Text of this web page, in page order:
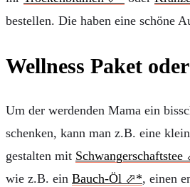
bestellen. Die haben eine schöne
Wellness Paket
Um der werdenden Mama ein
schenken, kann man z.B. eine
gestalten mit Schwangerschaftstee
wie z.B. ein Bauch-Öl
, einen